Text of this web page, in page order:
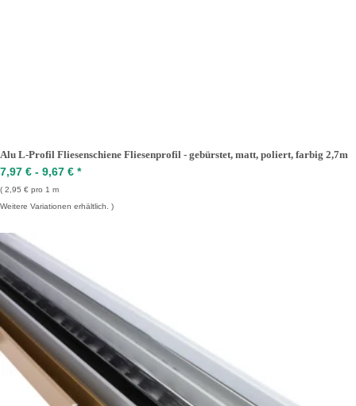
Alu L-Profil Fliesenschiene Fliesenprofil - gebürstet, matt, poliert, farbig 2,7m
7,97 € - 9,67 € *
2,95 € pro 1 m
Weitere Variationen erhältlich.